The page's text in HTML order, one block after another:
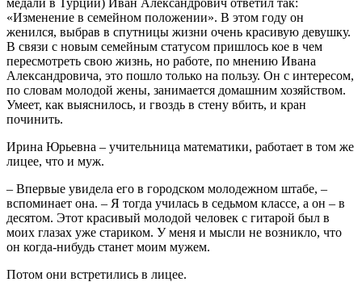
«Изменение в семейном положении». В этом году он
женился, выбрав в спутницы жизни очень красивую девушку.
В связи с новым семейным статусом пришлось кое в чем
пересмотреть свою жизнь, но работе, по мнению Ивана
Александровича, это пошло только на пользу. Он с интересом,
по словам молодой жены, занимается домашним хозяйством.
Умеет, как выяснилось, и гвоздь в стену вбить, и кран
починить.
Ирина Юрьевна – учительница математики, работает в том же
лицее, что и муж.
– Впервые увидела его в городском молодежном штабе, –
вспоминает она. – Я тогда училась в седьмом классе, а он – в
десятом. Этот красивый молодой человек с гитарой был в
моих глазах уже стариком. У меня и мысли не возникло, что
он когда-нибудь станет моим мужем.
Потом они встретились в лицее.